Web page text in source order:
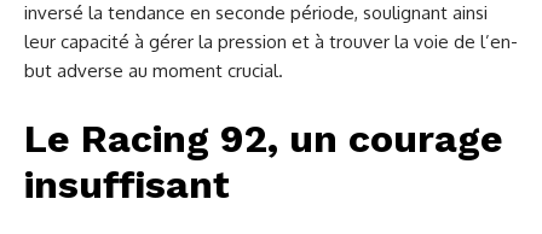
inversé la tendance en seconde période, soulignant ainsi
leur capacité à gérer la pression et à trouver la voie de l’en-
but adverse au moment crucial.
Le Racing 92, un courage
insuffisant